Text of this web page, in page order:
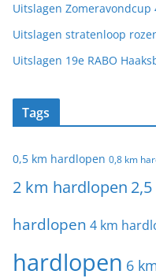
Uitslagen Zomeravondcup
Uitslagen stratenloop
Uitslagen 19e RABO
Tags
0,5 km hardlopen 0,8 km
2 km hardlopen
hardlopen 4 km
hardlopen 6